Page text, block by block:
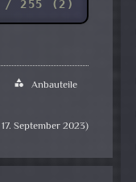
/ 255 (2)
category Anbauteile
September 2023)